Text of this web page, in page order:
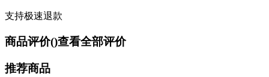
支持极速退款
商品评价()查看全部评价
推荐商品